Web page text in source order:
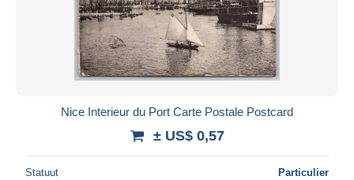
Nice Interieur du Port Carte Postale Postcard
± US$ 0,57
Statuut Particulier